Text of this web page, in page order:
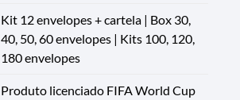
Kit 12 envelopes + cartela | Box 30,
40, 50, 60 envelopes | Kits 100, 120,
180 envelopes
Produto licenciado FIFA World Cup